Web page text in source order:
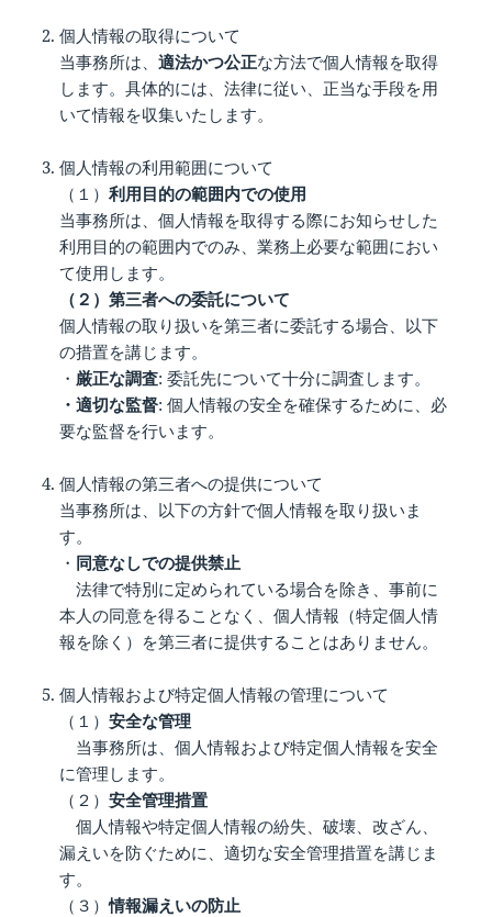
個人情報の取得について
当事務所は、適法かつ公正な方法で個人情報を取得
します。具体的には、法律に従い、正当な手段を用
いて情報を収集いたします。
個人情報の利用範囲について
（１）利用目的の範囲内での使用
当事務所は、個人情報を取得する際にお知らせした
利用目的の範囲内でのみ、業務上必要な範囲におい
て使用します。
（２）第三者への委託について
個人情報の取り扱いを第三者に委託する場合、以下
の措置を講じます。
・ 厳正な調査: 委託先について十分に調査します。
・適切な監督: 個人情報の安全を確保するために、必
要な監督を行います。
個人情報の第三者への提供について
当事務所は、以下の方針で個人情報を取り扱いま
す。
・ 同意なしでの提供禁止
法律で特別に定められている場合を除き、事前に
本人の同意を得ることなく、個人情報（特定個人情
報を除く）を第三者に提供することはありません。
個人情報および特定個人情報の管理について
（１）安全な管理
当事務所は、個人情報および特定個人情報を安全
に管理します。
（２）安全管理措置
個人情報や特定個人情報の紛失、破壊、改ざん、
漏えいを防ぐために、適切な安全管理措置を講じま
す。
（３）情報漏えいの防止